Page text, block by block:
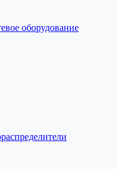
оборудование